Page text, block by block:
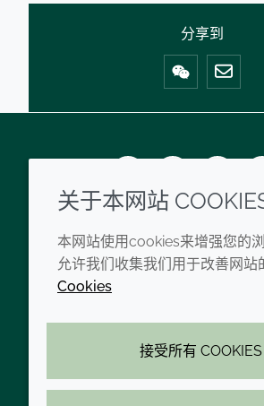
分享到
Mail
禾大现代奴隶制声明
禾大集团公司准则
禾大全球办公室
条
关于本网站
本网站使用cookies来增强您的
允许我们收集我们用于改善网站
Cookies
接受所有 COOKIES